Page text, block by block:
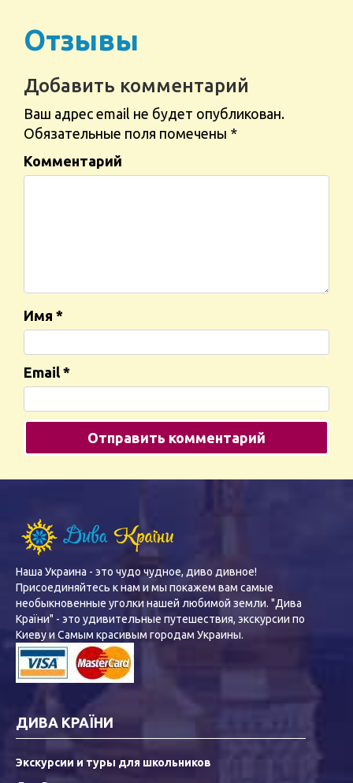
Отзывы
Добавить комментарий
Ваш адрес email не будет опубликован.
Обязательные поля помечены *
Комментарий
Имя *
Email *
Наша Украина - это чудо чудное, диво дивное!
Присоединяйтесь к нам и мы покажем вам самые
необыкновенные уголки нашей любимой земли. "Дива
Країни" - это удивительные путешествия, экскурсии по
Киеву и Самым красивым городам Украины.
ДИВА КРАЇНИ
Экскурсии и туры для школьников